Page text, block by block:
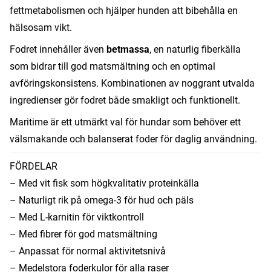
fettmetabolismen och hjälper hunden att bibehålla en
hälsosam vikt.
Fodret innehåller även betmassa, en naturlig fiberkälla
som bidrar till god matsmältning och en optimal
avföringskonsistens. Kombinationen av noggrant utvalda
ingredienser gör fodret både smakligt och funktionellt.
Maritime är ett utmärkt val för hundar som behöver ett
välsmakande och balanserat foder för daglig användning.
FÖRDELAR
– Med vit fisk som högkvalitativ proteinkälla
– Naturligt rik på omega-3 för hud och päls
– Med L-karnitin för viktkontroll
– Med fibrer för god matsmältning
– Anpassat för normal aktivitetsnivå
– Medelstora foderkulor för alla raser